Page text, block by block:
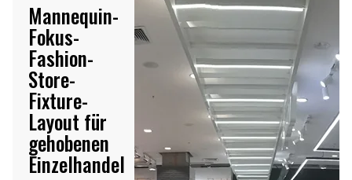
Mannequin-
Fokus-
Fashion-
Store-
Fixture-
Layout für
gehobenen
Einzelhandel